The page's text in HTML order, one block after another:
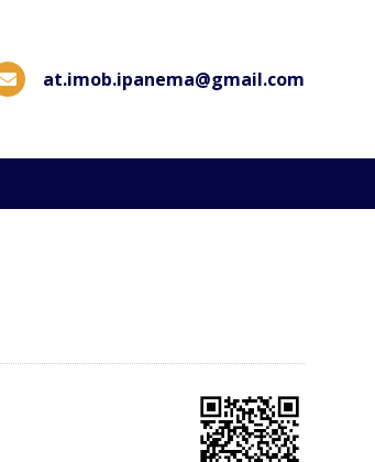
at.imob.ipanema@gmail.com